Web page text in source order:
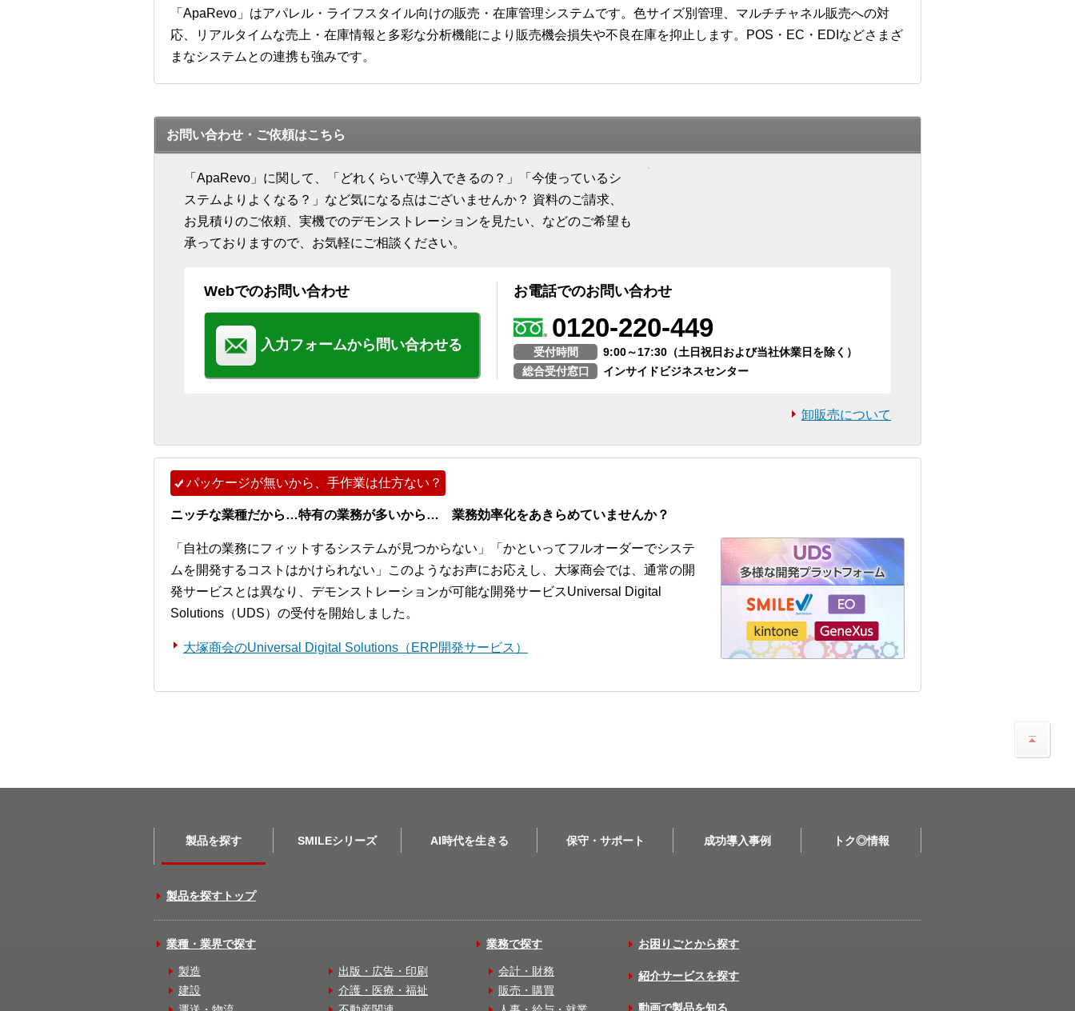
「ApaRevo」はアパレル・ライフスタイル向けの販売・在庫管理システムです。色サイズ別管理、マルチチャネル販売への対
応、リアルタイムな売上・在庫情報と多彩な分析機能により販売機会損失や不良在庫を抑止します。POS・EC・EDIなどさまざ
まなシステムとの連携も強みです。
お問い合わせ・ご依頼はこちら
「ApaRevo」に関して、「どれくらいで導入できるの？」「今使っているシ
ステムよりよくなる？」など気になる点はございませんか？ 資料のご請求、
お見積りのご依頼、実機でのデモンストレーションを見たい、などのご希望も
承っておりますので、お気軽にご相談ください。
Webでのお問い合わせ
入力フォームから問い合わせる
お電話でのお問い合わせ
0120-220-449
受付時間
9:00～17:30（土日祝日および当社休業日を除く）
総合受付窓口
インサイドビジネスセンター
卸販売について
パッケージが無いから、手作業は仕方ない？
ニッチな業種だから…特有の業務が多いから… 業務効率化をあきらめていませんか？
「自社の業務にフィットするシステムが見つからない」「かといってフルオーダーでシステ
ムを開発するコストはかけられない」このようなお声にお応えし、大塚商会では、通常の開
発サービスとは異なり、デモンストレーションが可能な開発サービスUniversal Digital
Solutions（UDS）の受付を開始しました。
大塚商会のUniversal Digital Solutions（ERP開発サービス）
製品を探す SMILEシリーズ AI時代を生きる 保守・サポート 成功導入事例 トク◎情報
製品を探すトップ
業種・業界で探す
製造
建設
出版・広告・印刷
介護・医療・福祉
業務で探す
会計・財務
販売・購買
お困りごとから探す
紹介サービスを探す
動画で製品を知る